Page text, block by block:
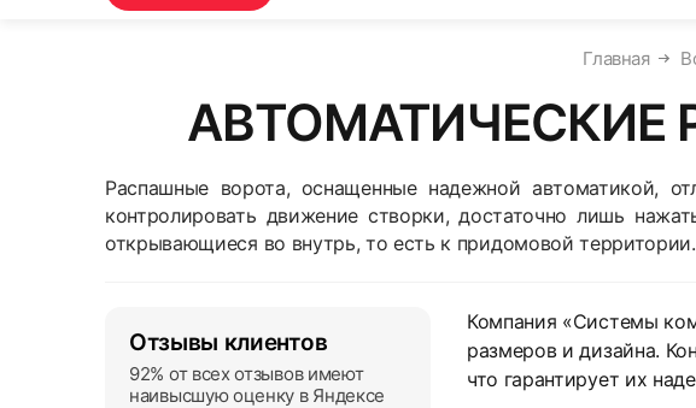
Главная
АВТОМАТИЧЕСКИЕ
Распашные ворота, оснащенные надежной автоматикой,
контролировать движение створки, достаточно лишь
открывающиеся во внутрь, то есть к придомовой территории.
Отзывы клиентов
92% от всех отзывов имеют
наивысшую оценку в Яндексе
Компания «Системы
размеров и дизайна.
что гарантирует их